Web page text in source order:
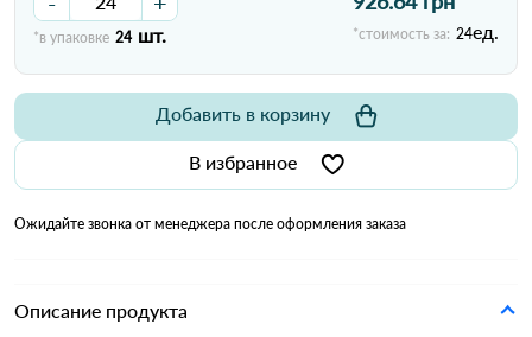
*в упаковке 24 шт. *стоимость за: 24ед.
В избранное
Добавить в корзину
Ожидайте звонка от менеджера после оформления заказа
Описание продукта